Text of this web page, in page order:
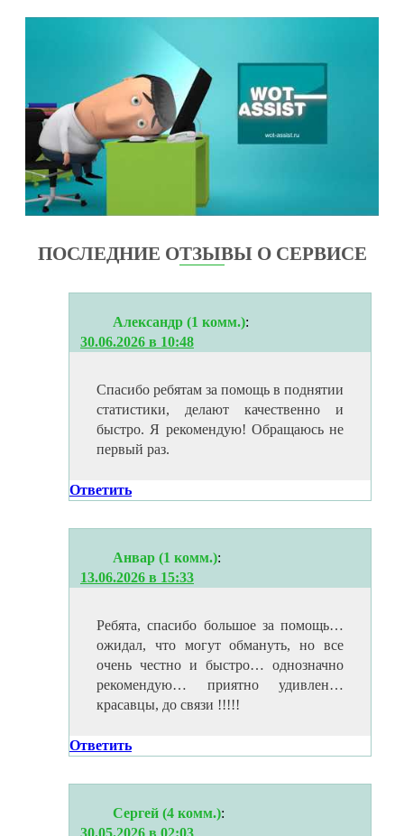
ПОСЛЕДНИЕ ОТЗЫВЫ О СЕРВИСЕ
Александр (1 комм.):
30.06.2026 в 10:48
Спасибо ребятам за помощь в поднятии
статистики, делают качественно и
быстро. Я рекомендую! Обращаюсь не
первый раз.
Ответить
Анвар (1 комм.):
13.06.2026 в 15:33
Ребята, спасибо большое за помощь…
ожидал, что могут обмануть, но все
очень честно и быстро… однозначно
рекомендую… приятно удивлен…
красавцы, до связи !!!!!
Ответить
Сергей (4 комм.):